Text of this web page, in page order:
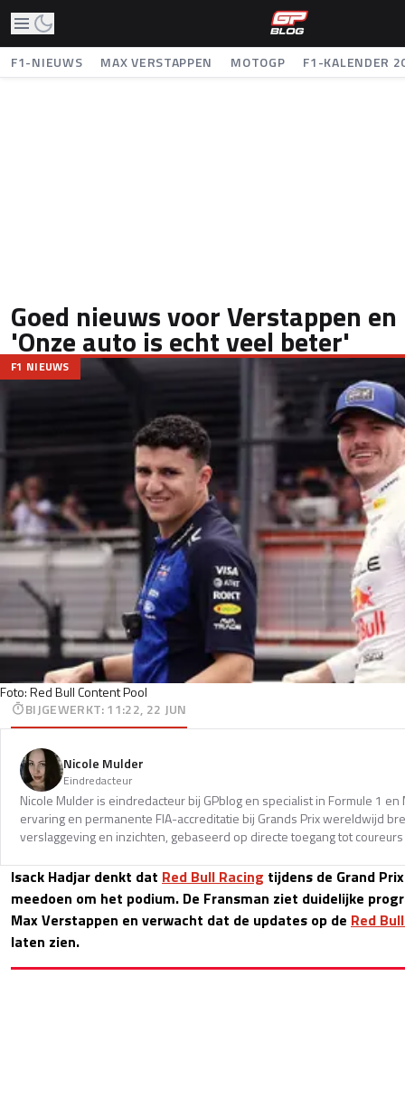
F1-NIEUWS MAX VERSTAPPEN MOTOGP F1-KALENDER
Goed nieuws voor Verstappen
'Onze auto is echt veel beter'
Foto: Red Bull Content Pool
F1 NIEUWS
BIJGEWERKT:11:22, 22 JUN
Nicole Mulder
Eindredacteur
Nicole Mulder is eindredacteur bij GPblog en specialist in Formule 1 en
ervaring en permanente FIA-accreditatie bij Grands Prix wereldwijd
verslaggeving en inzichten, gebaseerd op directe toegang tot
Isack Hadjar denkt dat Red Bull Racing tijdens de Grand
meedoen om het podium. De Fransman ziet duidelijke
Max Verstappen en verwacht dat de updates op de Red
laten zien.